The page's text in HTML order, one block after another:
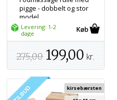
pigge - dobbelt og stor
model
massagerulle/fodrulle -
Fra Croll & Denecke
Levering: 1-2
dage
275,00 199,00 kr.
kirsebærsten